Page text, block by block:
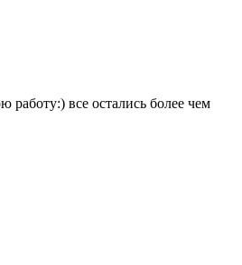
работу:) все остались более чем